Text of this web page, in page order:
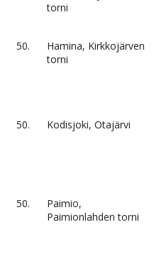
torni
50.
Hamina, Kirkkojärven
torni
50. Kodisjoki, Otajärvi
50.
Paimio,
Paimionlahden torni